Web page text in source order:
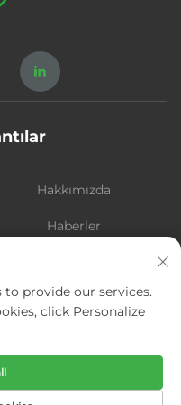
Hakkımızda
Haberler
provide our services.
click Personalize